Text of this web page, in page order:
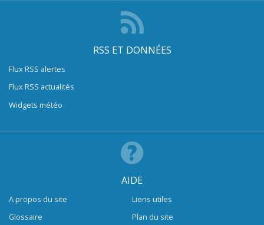
RSS ET DONNÉES
Flux RSS alertes
Flux RSS actualités
Widgets météo
AIDE
A propos du site
Glossaire
Liens utiles
Plan du site